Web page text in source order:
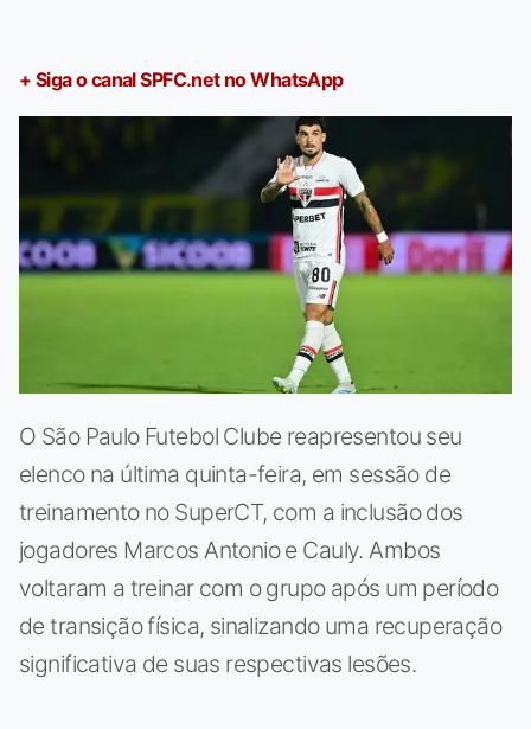
+ Siga o canal SPFC.net no WhatsApp
O São Paulo Futebol Clube reapresentou seu
elenco na última quinta-feira, em sessão de
treinamento no SuperCT, com a inclusão dos
jogadores Marcos Antonio e Cauly. Ambos
voltaram a treinar com o grupo após um período
de transição física, sinalizando uma recuperação
significativa de suas respectivas lesões.